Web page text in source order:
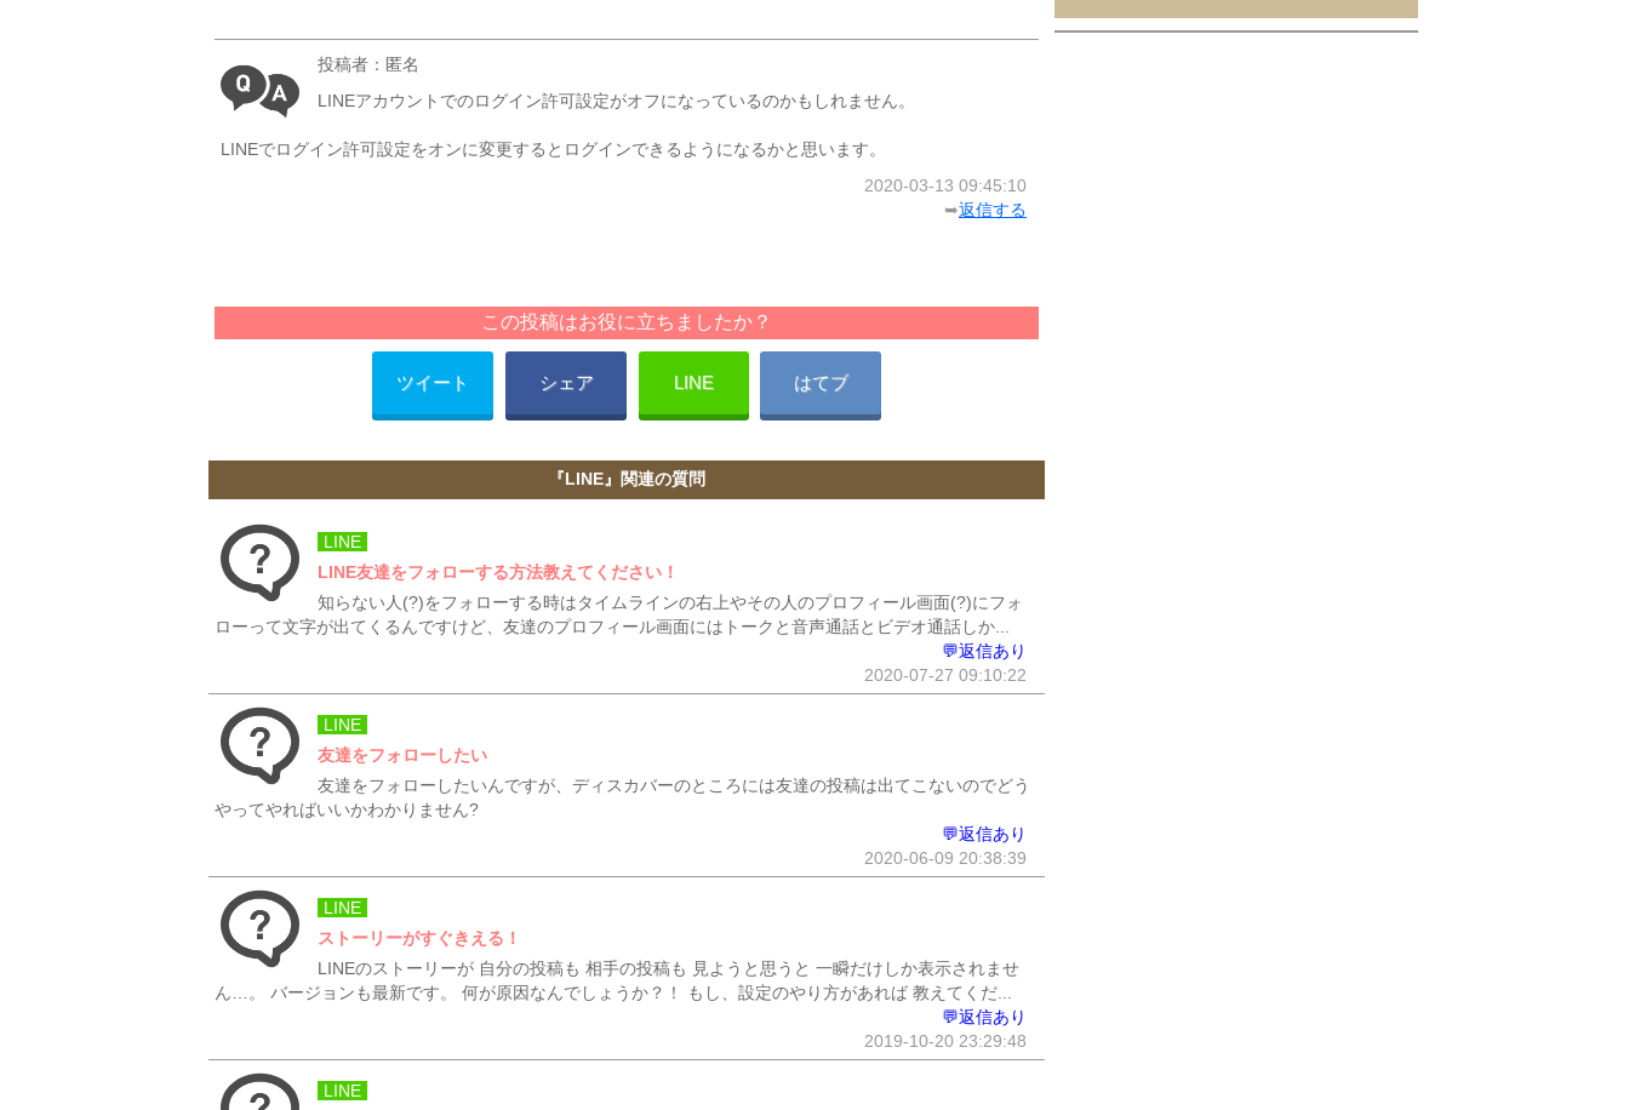
投稿者：匿名
LINEアカウントでのログイン許可設定がオフになっているのかもしれません。
LINEでログイン許可設定をオンに変更するとログインできるようになるかと思います。
2020-03-13 09:45:10
➥返信する
この投稿はお役に立ちましたか？
ツイート シェア LINE はてブ
『LINE』関連の質問
LINE
LINE友達をフォローする方法教えてください！
知らない人(?)をフォローする時はタイムラインの右上やその人のプロフィール画面(?)にフォ
ローって文字が出てくるんですけど、友達のプロフィール画面にはトークと音声通話とビデオ通話しか...
💬返信あり
2020-07-27 09:10:22
LINE
友達をフォローしたい
友達をフォローしたいんですが、ディスカバーのところには友達の投稿は出てこないのでどう
やってやればいいかわかりません?
💬返信あり
2020-06-09 20:38:39
LINE
ストーリーがすぐきえる！
LINEのストーリーが 自分の投稿も 相手の投稿も 見ようと思うと 一瞬だけしか表示されませ
ん…。 バージョンも最新です。 何が原因なんでしょうか？！ もし、設定のやり方があれば 教えてくだ...
💬返信あり
2019-10-20 23:29:48
LINE